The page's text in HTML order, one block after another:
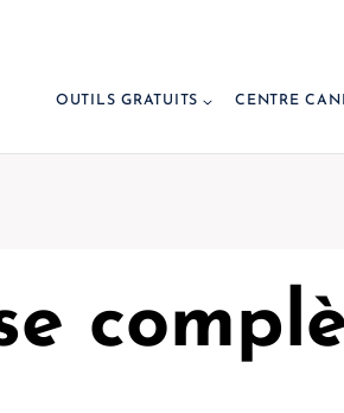
OUTILS GRATUITS CENTRE